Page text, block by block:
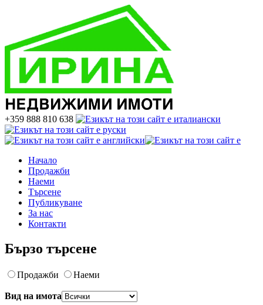
+359 888 810 638
Начало
Продажби
Наеми
Търсене
Публикуване
За нас
Контакти
Бързо търсене
Продажби Наеми
Вид на имота